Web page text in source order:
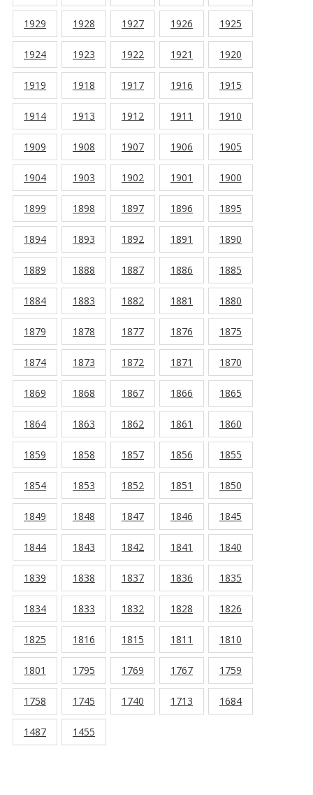
1929 1928 1927 1926 1925
1924 1923 1922 1921 1920
1919 1918 1917 1916 1915
1914 1913 1912 1911 1910
1909 1908 1907 1906 1905
1904 1903 1902 1901 1900
1899 1898 1897 1896 1895
1894 1893 1892 1891 1890
1889 1888 1887 1886 1885
1884 1883 1882 1881 1880
1879 1878 1877 1876 1875
1874 1873 1872 1871 1870
1869 1868 1867 1866 1865
1864 1863 1862 1861 1860
1859 1858 1857 1856 1855
1854 1853 1852 1851 1850
1849 1848 1847 1846 1845
1844 1843 1842 1841 1840
1839 1838 1837 1836 1835
1834 1833 1832 1828 1826
1825 1816 1815 1811 1810
1801 1795 1769 1767 1759
1758 1745 1740 1713 1684
1487 1455